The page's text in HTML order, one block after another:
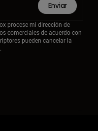
Enviar
procese mi dirección de
comerciales de acuerdo con
pueden cancelar la